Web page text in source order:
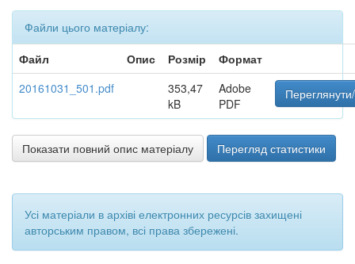
Файли цього матеріалу:
Файл
Опис Розмір
Формат
20161031_501.pdf
353,47
kB
Adobe
PDF
Показати повний опис матеріалу Перегляд статистики
Усі матеріали в архіві електронних ресурсів захищені
авторським правом, всі права збережені.